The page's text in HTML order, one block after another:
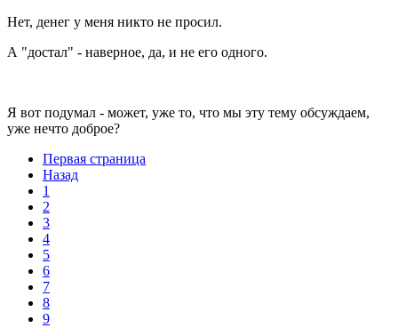
Нет, денег у меня никто не просил.
А "достал" - наверное, да, и не его одного.
Я вот подумал - может, уже то, что мы эту тему обсуждаем,
уже нечто доброе?
Первая страница
Назад
1
2
3
4
5
6
7
8
9